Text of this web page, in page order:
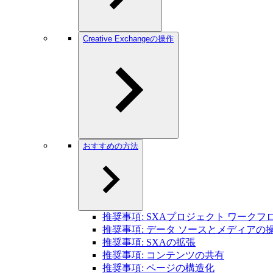
Creative Exchangeの操作
おすすめの方法
推奨事項: SXAプロジェクト ワークフ
推奨事項: データ ソースとメディアの
推奨事項: SXAの拡張
推奨事項: コンテンツの共有
推奨事項: ページの構造化